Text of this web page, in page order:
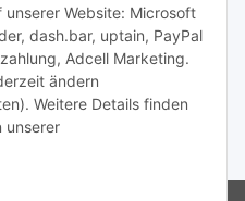
Website: Microsoft
dash.bar, uptain, PayPal
Adcell Marketing.
ändern
Weitere Details finden
unserer
zzgl.
Lieferzeiten
bitte der Schaltfläche mit